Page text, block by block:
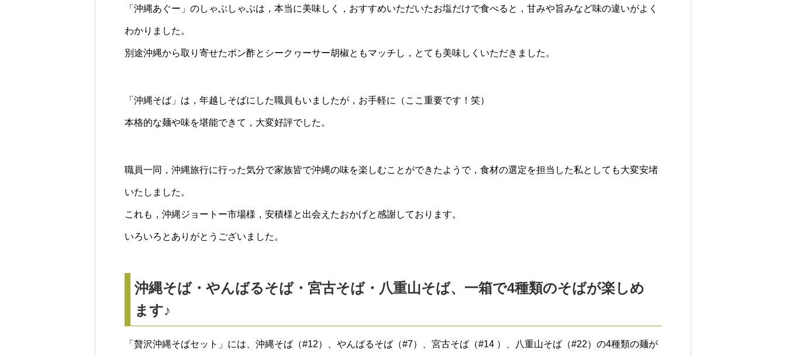
「 沖縄あぐー 」のしゃぶしゃぶは，本当に美味しく，おすすめいただいたお塩だけで食べると，甘みや旨みなど味の違いがよく
わかりました。
別途沖縄から取り寄せたポン酢とシークヮーサー胡椒ともマッチし，とても美味しくいただきました。
「沖縄そば」は，年越しそばにした職員もいましたが，お手軽に（ここ重要です！笑）
本格的な麺や味を堪能できて，大変好評でした。
職員一同，沖縄旅行に行った気分で家族皆で沖縄の味を楽しむことができたようで，食材の選定を担当した私としても大変安堵
いたしました。
これも，沖縄ジョートー市場様，安積様と出会えたおかげと感謝しております。
いろいろとありがとうございました。
沖縄そば・やんばるそば・宮古そば・八重山そば、一箱で4種類のそばが楽しめ
ます♪
「贅沢沖縄そばセット」には、沖縄そば（#12）、やんばるそば（#7）、宮古そば（#14 ）、八重山そば（#22）の4種類の麺が